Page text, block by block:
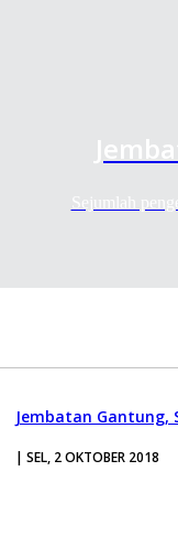
Sejumlah
Jembatan
| SEL, 2 OKTOBER 2018